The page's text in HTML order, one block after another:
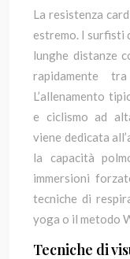
La resistenza
estremo. I surfisti
lunghe distanze
rapidamente
L’allenamento
e ciclismo ad
viene dedicata
la capacità
immersioni
tecniche di
yoga o il metodo
Tecniche di